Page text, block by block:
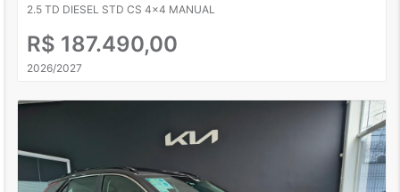
2.5 TD DIESEL STD CS 4x4 MANUAL
R$ 187.490,00
2026/2027